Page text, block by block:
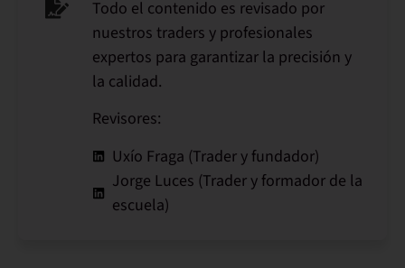
Todo el contenido es revisado por
nuestros traders y profesionales
expertos para garantizar la precisión y
la calidad.
Revisores:
Uxío Fraga (Trader y fundador)
Jorge Luces (Trader y formador de la
escuela)